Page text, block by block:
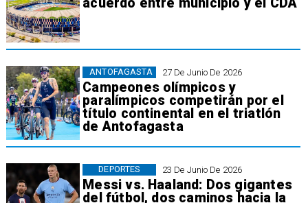
acuerdo entre municipio y el CDA
27 De Junio De 2026
Campeones olímpicos y
paralímpicos competirán por el
título continental en el triatlón
de Antofagasta
ANTOFAGASTA
23 De Junio De 2026
Messi vs. Haaland: Dos gigantes
del fútbol, dos caminos hacia la
DEPORTES